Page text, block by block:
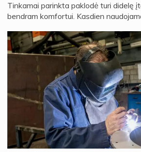
Tinkamai parinkta paklodė turi didelę
bendram komfortui. Kasdien